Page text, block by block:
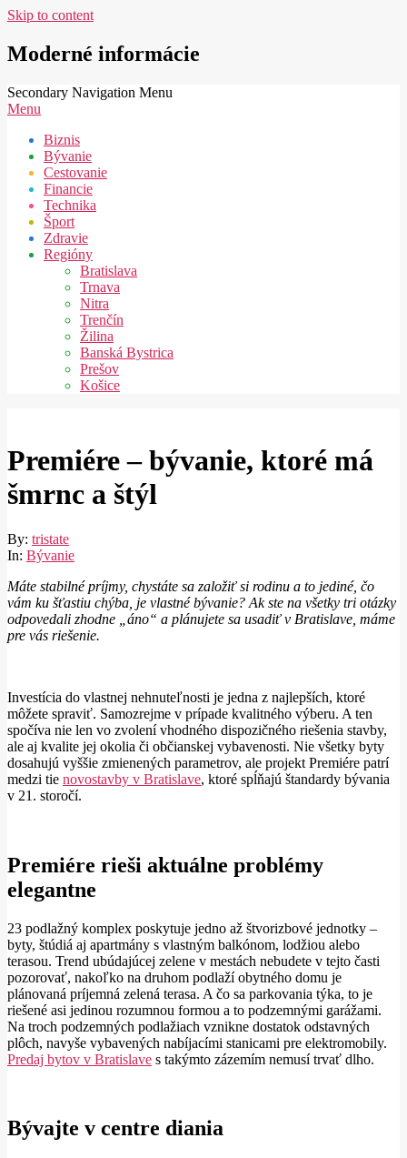
Skip to content
Moderné informácie
Secondary Navigation Menu
Menu
Biznis
Bývanie
Cestovanie
Financie
Technika
Šport
Zdravie
Regióny
Bratislava
Trnava
Nitra
Trenčín
Žilina
Banská Bystrica
Prešov
Košice
Premiére – bývanie, ktoré má
šmrnc a štýl
By: tristate
In: Bývanie
Máte stabilné príjmy, chystáte sa založiť si rodinu a to jediné, čo
vám ku šťastiu chýba, je vlastné bývanie? Ak ste na všetky tri otázky
odpovedali zhodne „áno“ a plánujete sa usadiť v Bratislave, máme
pre vás riešenie.
Investícia do vlastnej nehnuteľnosti je jedna z najlepších, ktoré
môžete spraviť. Samozrejme v prípade kvalitného výberu. A ten
spočíva nie len vo zvolení vhodného dispozičného riešenia stavby,
ale aj kvalite jej okolia či občianskej vybavenosti. Nie všetky byty
dosahujú vyššie zmienených parametrov, ale projekt Premiére patrí
medzi tie novostavby v Bratislave, ktoré spĺňajú štandardy bývania
v 21. storočí.
Premiére rieši aktuálne problémy
elegantne
23 podlažný komplex poskytuje jedno až štvorizbové jednotky –
byty, štúdiá aj apartmány s vlastným balkónom, lodžiou alebo
terasou. Trend ubúdajúcej zelene v mestách nebudete v tejto časti
pozorovať, nakoľko na druhom podlaží obytného domu je
plánovaná príjemná zelená terasa. A čo sa parkovania týka, to je
riešené asi jedinou rozumnou formou a to podzemnými garážami.
Na troch podzemných podlažiach vznikne dostatok odstavných
plôch, navyše vybavených nabíjacími stanicami pre elektromobily.
Predaj bytov v Bratislave s takýmto zázemím nemusí trvať dlho.
Bývajte v centre diania